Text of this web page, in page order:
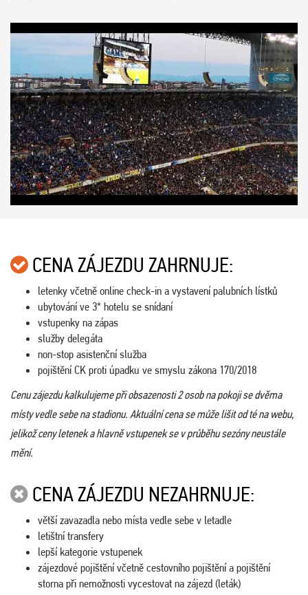
CENA ZÁJEZDU ZAHRNUJE:
letenky včetně online check-in a vystavení palubních lístků
ubytování ve 3* hotelu se snídaní
vstupenky na zápas
služby delegáta
non-stop asistenční služba
pojištění CK proti úpadku ve smyslu zákona 170/2018
Cenu zájezdu kalkulujeme při obsazenosti 2 osob na pokoji se dvěma
místy vedle sebe na stadionu. Aktuální cena se může lišit od té na webu,
jelikož ceny letenek a hlavně vstupenek se v průběhu sezóny neustále
mění.
CENA ZÁJEZDU NEZAHRNUJE:
větší zavazadla nebo místa vedle sebe v letadle
letištní transfery
lepší kategorie vstupenek
zájezdové pojištění včetně cestovního pojištění a pojištění
storna při nemožnosti vycestovat na zájezd (leták)